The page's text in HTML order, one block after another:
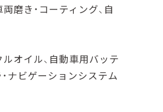
磨き・コーティング、⾃
ルオイル、⾃動⾞⽤バッテ
ナビゲーションシステム